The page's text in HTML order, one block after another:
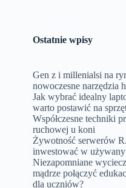
Ostatnie wpisy
Gen z i millenialsi na
nowoczesne narzędzia
Jak wybrać idealny
warto postawić na
Współczesne techniki
ruchowej u koni
Żywotność serwerów
inwestować w używany
Niezapomniane
mądrze połączyć
dla uczniów?